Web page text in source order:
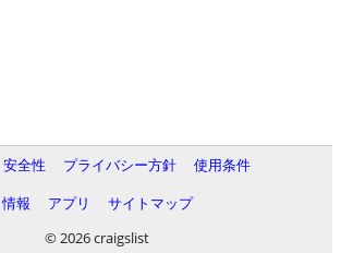
安全性 プライバシー方針
使用条件
情報
アプリ
サイトマップ
© 2026 craigslist